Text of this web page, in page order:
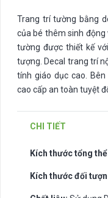
Trang trí tường bằng
của bé thêm sinh
tường được thiết kế
tượng. Decal trang trí
tính giáo dục cao.
cao cấp an toàn tuyệt
CHI TIẾT
Kích thước tổng
Kích thước đối